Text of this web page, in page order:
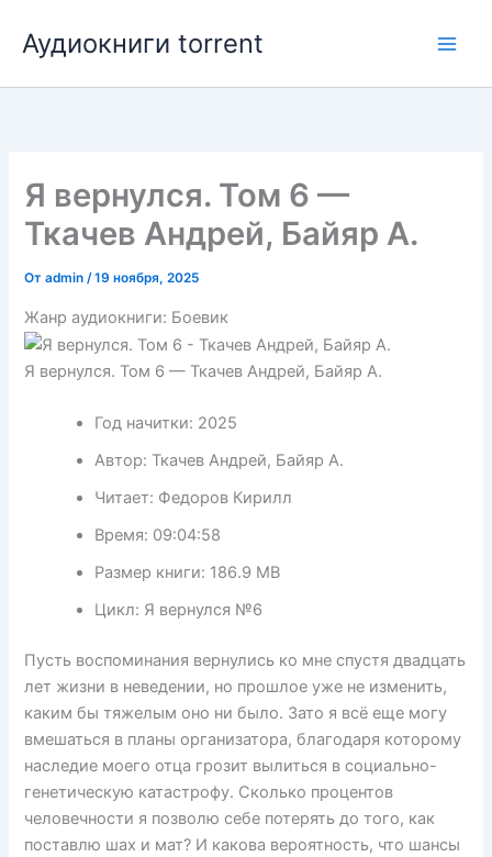
содержимому
Аудиокниги torrent
Я вернулся. Том 6 —
Ткачев Андрей, Байяр А.
Отadmin/19 ноября, 2025
Жанр аудиокниги: Боевик
Я вернулся. Том 6 — Ткачев Андрей, Байяр А.
Год начитки: 2025
Автор: Ткачев Андрей, Байяр А.
Читает: Федоров Кирилл
Время: 09:04:58
Размер книги: 186.9 MB
Цикл: Я вернулся №6
Пусть воспоминания вернулись ко мне спустя двадцать
лет жизни в неведении, но прошлое уже не изменить,
каким бы тяжелым оно ни было. Зато я всё еще могу
вмешаться в планы организатора, благодаря которому
наследие моего отца грозит вылиться в социально-
генетическую катастрофу. Сколько процентов
человечности я позволю себе потерять до того, как
поставлю шах и мат? И какова вероятность, что шансы